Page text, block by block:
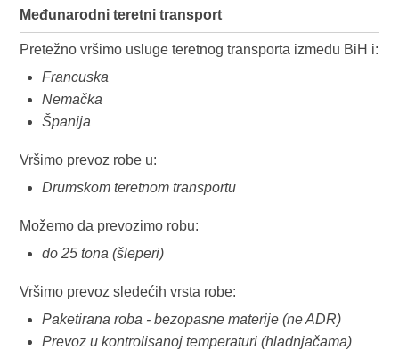
Međunarodni teretni transport
Pretežno vršimo usluge teretnog transporta između BiH i:
Francuska
Nemačka
Španija
Vršimo prevoz robe u:
Drumskom teretnom transportu
Možemo da prevozimo robu:
do 25 tona (šleperi)
Vršimo prevoz sledećih vrsta robe:
Paketirana roba - bezopasne materije (ne ADR)
Prevoz u kontrolisanoj temperaturi (hladnjačama)